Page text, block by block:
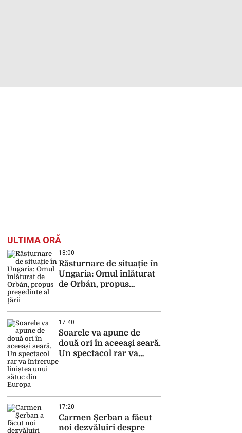
ULTIMA ORĂ
18:00
Răsturnare de situație în
Ungaria: Omul înlăturat
de Orbán, propus
17:40
Soarele va apune de
două ori în aceeași seară.
Un spectacol rar va
17:20
Carmen Șerban a făcut
noi dezvăluiri despre